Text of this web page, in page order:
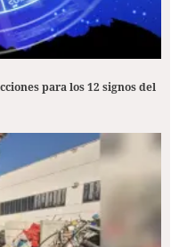
para los 12 signos del